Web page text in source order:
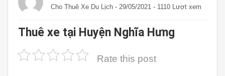
Cho Thuê Xe Du Lịch - 29/05/2021 - 1110 Lượt xem
Thuê xe tại Huyện Nghĩa Hưng
Rate this post